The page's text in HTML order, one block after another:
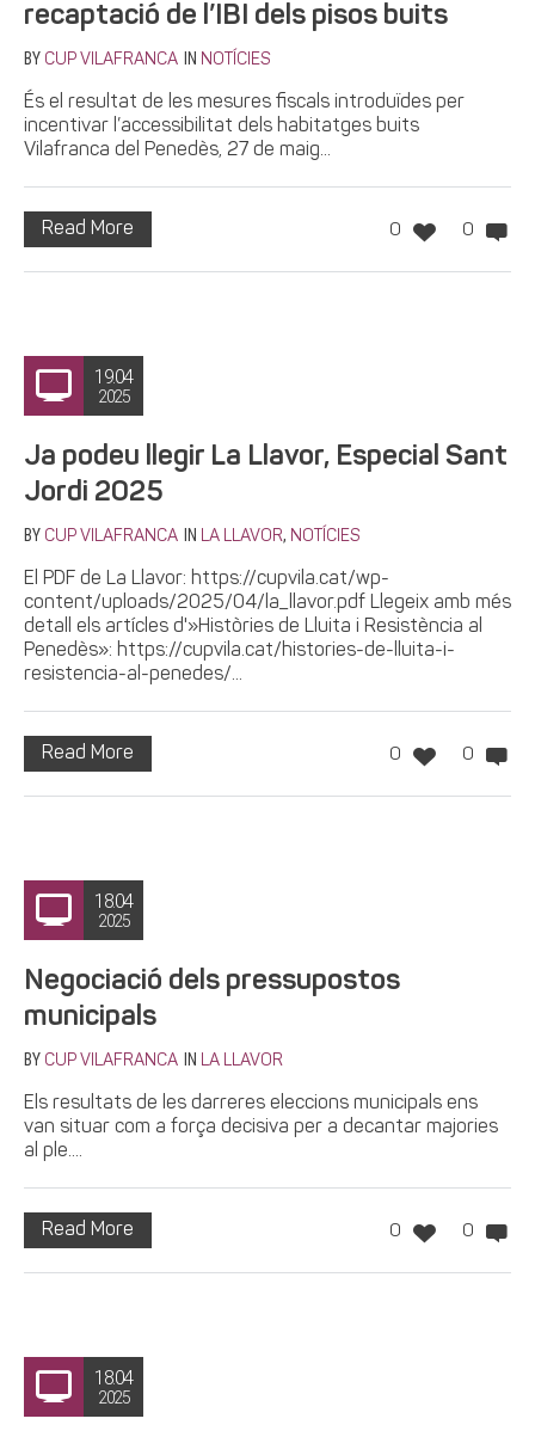
recaptació de l’IBI dels pisos buits
BY CUP VILAFRANCA IN NOTÍCIES
És el resultat de les mesures fiscals introduïdes per
incentivar l’accessibilitat dels habitatges buits
Vilafranca del Penedès, 27 de maig...
0 0
Read More
19.04
2025
Ja podeu llegir La Llavor, Especial Sant
Jordi 2025
BY CUP VILAFRANCA IN LA LLAVOR, NOTÍCIES
El PDF de La Llavor: https://cupvila.cat/wp-
content/uploads/2025/04/la_llavor.pdf Llegeix amb més
detall els artícles d'»Històries de Lluita i Resistència al
Penedès»: https://cupvila.cat/histories-de-lluita-i-
resistencia-al-penedes/...
0 0
Read More
18.04
2025
Negociació dels pressupostos
municipals
BY CUP VILAFRANCA IN LA LLAVOR
Els resultats de les darreres eleccions municipals ens
van situar com a força decisiva per a decantar majories
al ple....
0 0
Read More
18.04
2025